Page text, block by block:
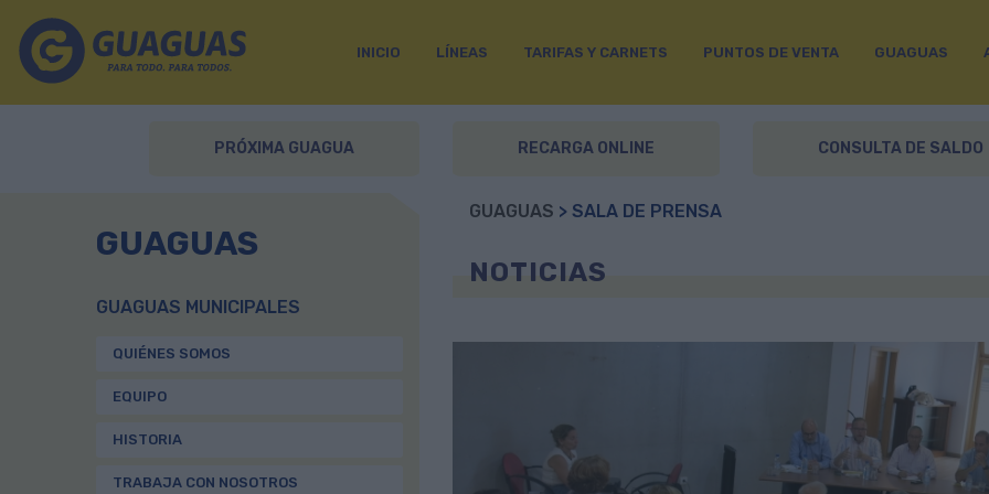
INICIO LÍNEAS TARIFAS Y CARNETS PUNTOS DE VENTA GUAGUAS
PRÓXIMA GUAGUA RECARGA ONLINE CONSULTA DE SALDO
GUAGUAS
GUAGUAS MUNICIPALES
QUIÉNES SOMOS
EQUIPO
HISTORIA
TRABAJA CON NOSOTROS
GUAGUAS > SALA DE PRENSA
NOTICIAS